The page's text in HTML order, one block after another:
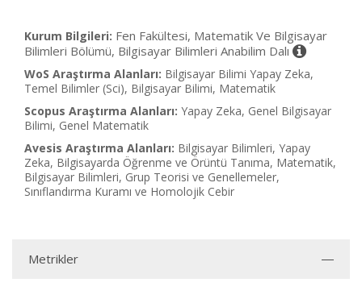
Kurum Bilgileri: Fen Fakültesi, Matematik Ve Bilgisayar
Bilimleri Bölümü, Bilgisayar Bilimleri Anabilim Dalı
WoS Araştırma Alanları: Bilgisayar Bilimi Yapay Zeka,
Temel Bilimler (Sci), Bilgisayar Bilimi, Matematik
Scopus Araştırma Alanları: Yapay Zeka, Genel Bilgisayar
Bilimi, Genel Matematik
Avesis Araştırma Alanları: Bilgisayar Bilimleri, Yapay
Zeka, Bilgisayarda Öğrenme ve Örüntü Tanıma, Matematik,
Bilgisayar Bilimleri, Grup Teorisi ve Genellemeler,
Sınıflandırma Kuramı ve Homolojik Cebir
Metrikler